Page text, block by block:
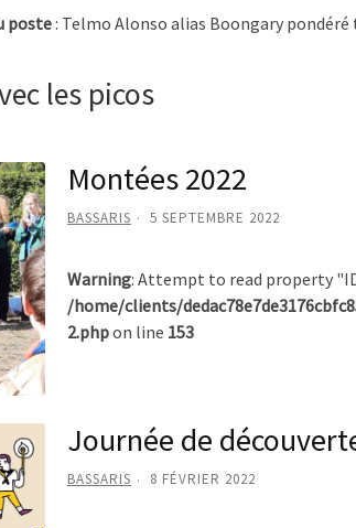
poste: Telmo Alonso alias Boongary
les picos
Montées 2022
BASSARIS 5 SEPTEMBRE 2022
Warning: Attempt to read property
/home/clients/
2.phpon line 153
Journée de
BASSARIS 8 FÉVRIER 2022